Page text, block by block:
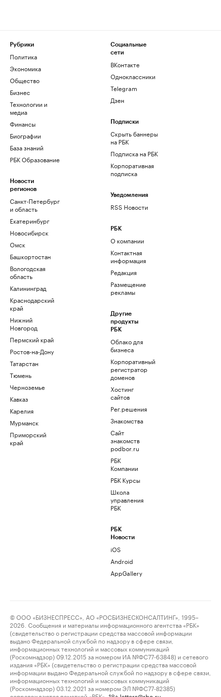
Рубрики
Политика
Экономика
Общество
Бизнес
Технологии и
медиа
Финансы
Биографии
База знаний
РБК Образование
Новости
регионов
Санкт-Петербург
и область
Екатеринбург
Новосибирск
Омск
Башкортостан
Вологодская
область
Калининград
Краснодарский
край
Нижний
Новгород
Пермский край
Ростов-на-Дону
Татарстан
Тюмень
Черноземье
Кавказ
Карелия
Мурманск
Приморский
край
Социальные
сети
ВКонтакте
Одноклассники
Telegram
Дзен
Подписки
Скрыть баннеры
на РБК
Подписка на РБК
Корпоративная
подписка
Уведомления
RSS Новости
РБК
О компании
Контактная
информация
Редакция
Размещение
рекламы
Другие
продукты
РБК
Облако для
бизнеса
Корпоративный
регистратор
доменов
Хостинг
сайтов
Рег.решения
Знакомства
Сайт
знакомств
podbor.ru
РБК
Компании
РБК Курсы
Школа
управления
РБК
РБК
Новости
iOS
Android
AppGallery
© ООО «БИЗНЕСПРЕСС», АО «РОСБИЗНЕСКОНСАЛТИНГ», 1995–
2026. Сообщения и материалы информационного агентства «РБК»
(свидетельство о регистрации средства массовой информации
выдано Федеральной службой по надзору в сфере связи,
информационных технологий и массовых коммуникаций
(Роскомнадзор) 09.12.2015 за номером ИА №ФС77-63848) и сетевого
издания «РБК» (свидетельство о регистрации средства массовой
информации выдано Федеральной службой по надзору в сфере связи,
информационных технологий и массовых коммуникаций
(Роскомнадзор) 03.12.2021 за номером ЭЛ №ФС77-82385)